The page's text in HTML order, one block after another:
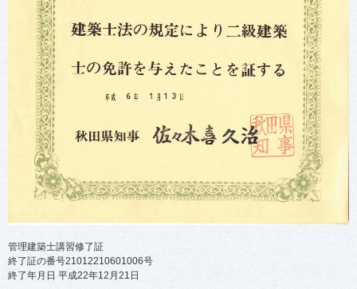
管理建築士講習修了証
終了証の番号21012210601006号
終了年月日 平成22年12月21日